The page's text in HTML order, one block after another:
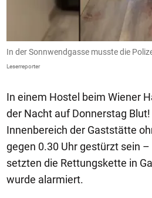
In der Sonnwendgasse musste die
Leserreporter
In einem Hostel beim Wiener
der Nacht auf Donnerstag
Innenbereich der Gaststätte
gegen 0.30 Uhr gestürzt sein
setzten die Rettungskette in
wurde alarmiert.